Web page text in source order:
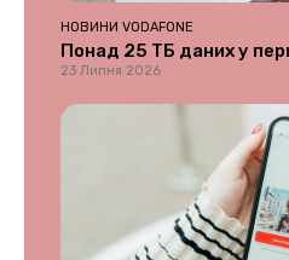
НОВИНИ VODAFONE
Понад 25 ТБ даних у
23 Липня 2026